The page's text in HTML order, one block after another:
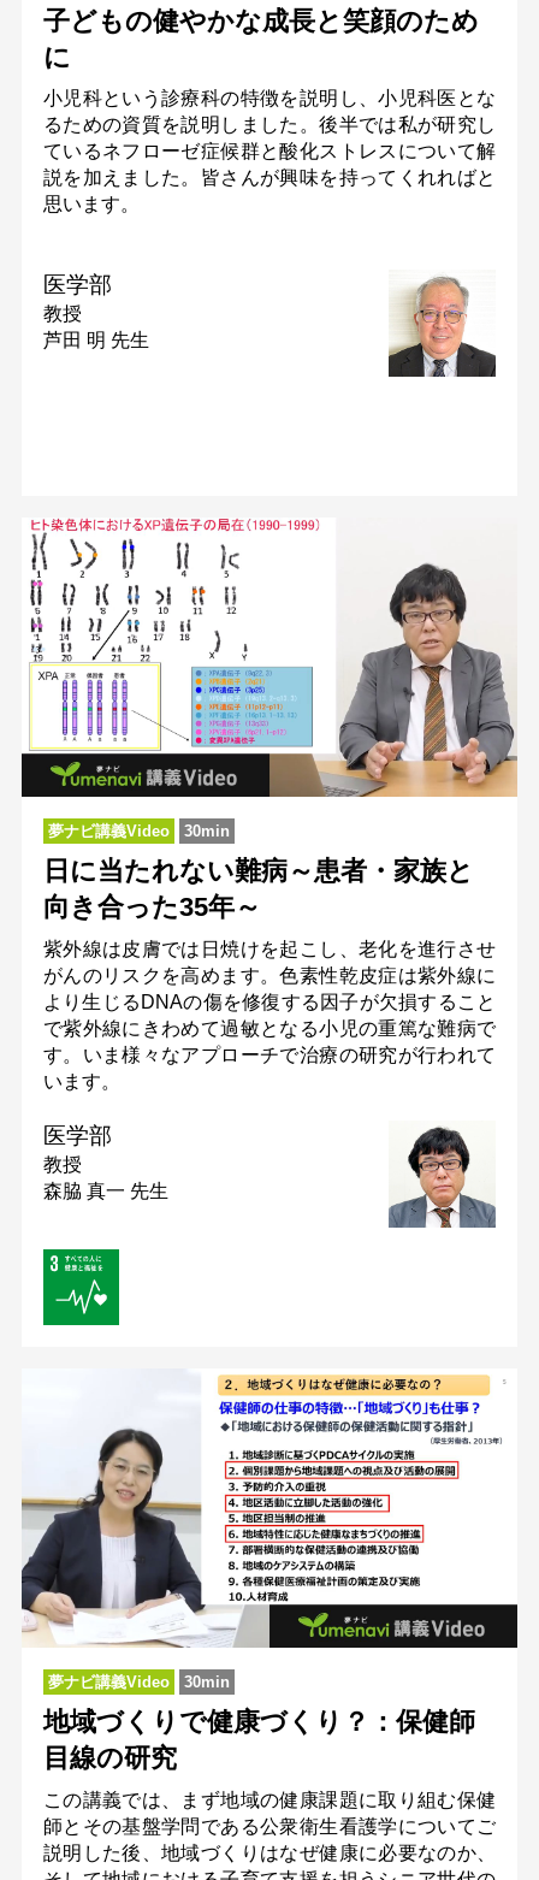
子どもの健やかな成長と笑顔のため
に
小児科という診療科の特徴を説明し、小児科医とな
るための資質を説明しました。後半では私が研究し
ているネフローゼ症候群と酸化ストレスについて解
説を加えました。皆さんが興味を持ってくれればと
思います。
医学部
教授
芦田 明 先生
夢ナビ講義Video 30min
日に当たれない難病～患者・家族と
向き合った35年～
紫外線は皮膚では日焼けを起こし、老化を進行させ
がんのリスクを高めます。色素性乾皮症は紫外線に
より生じるDNAの傷を修復する因子が欠損すること
で紫外線にきわめて過敏となる小児の重篤な難病で
す。いま様々なアプローチで治療の研究が行われて
います。
医学部
教授
森脇 真一 先生
夢ナビ講義Video 30min
地域づくりで健康づくり？：保健師
目線の研究
この講義では、まず地域の健康課題に取り組む保健
師とその基盤学問である公衆衛生看護学についてご
説明した後、地域づくりはなぜ健康に必要なのか、